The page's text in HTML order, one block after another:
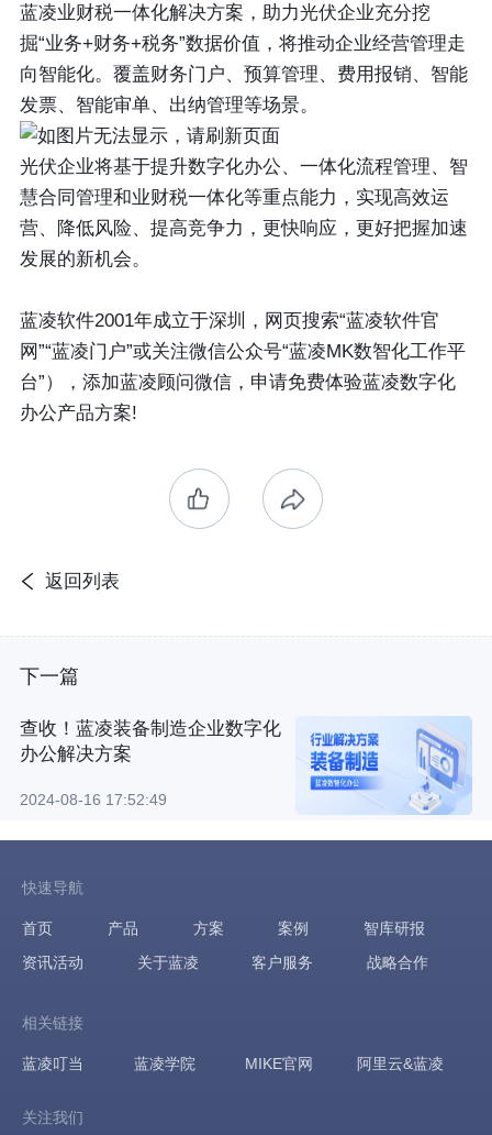
蓝凌业财税一体化解决方案，助力光伏企业充分挖
掘“业务+财务+税务”数据价值，将推动企业经营管理走
向智能化。覆盖财务门户、预算管理、费用报销、智能
发票、智能审单、出纳管理等场景。
光伏企业将基于提升数字化办公、一体化流程管理、智
慧合同管理和业财税一体化等重点能力，实现高效运
营、降低风险、提高竞争力，更快响应，更好把握加速
发展的新机会。
蓝凌软件2001年成立于深圳，网页搜索“蓝凌软件官
网”“蓝凌门户”或关注微信公众号“蓝凌MK数智化工作平
台”），添加蓝凌顾问微信，申请免费体验蓝凌数字化
办公产品方案!
返回列表
下一篇
查收！蓝凌装备制造企业数字化
办公解决方案
2024-08-16 17:52:49
快速导航
首页 产品 方案 案例
智库研报
资讯活动
关于蓝凌 客户服务 战略合作
相关链接
蓝凌叮当 蓝凌学院 MIKE官网 阿里云&蓝凌
关注我们